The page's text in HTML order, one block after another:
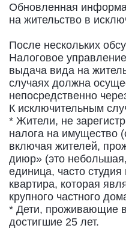
Обновленная
на жительство в
После нескольких
Налоговое
выдача вида на
случаях должна
непосредственно
К исключительным
* Жители, не
налога на имущество
включая жителей,
диюр» (это
единица, часто
квартира, которая
крупного частного
* Дети, проживающие
достигшие 25 лет.